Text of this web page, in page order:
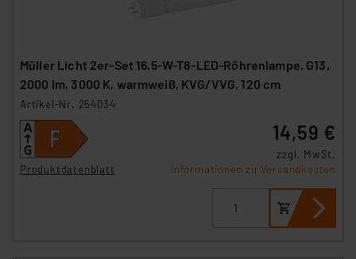
Müller Licht 2er-Set 16,5-W-T8-LED-Röhrenlampe, G13,
2000 lm, 3000 K, warmweiß, KVG/VVG, 120 cm
Artikel-Nr. 254034
Produktdatenblatt
14,59 €
zzgl. MwSt.
Informationen zu Versandkosten